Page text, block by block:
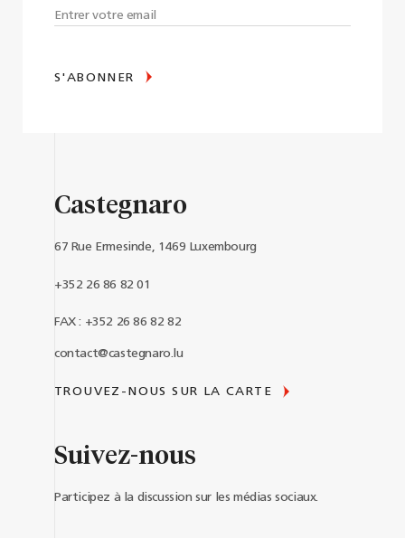
S'ABONNER
Castegnaro
67 Rue Ermesinde, 1469 Luxembourg
+352 26 86 82 01
FAX : +352 26 86 82 82
contact@castegnaro.lu
TROUVEZ-NOUS SUR LA CARTE
Suivez-nous
Participez à la discussion sur les médias sociaux.